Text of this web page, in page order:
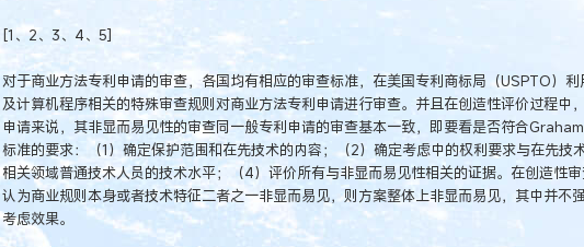
[1、2、3、4、5]
对于商业方法专利申请的审查，各国均有相应的审查标准，在美国专利商标局（USPTO）
及计算机程序相关的特殊审查规则对商业方法专利申请进行审查。并且在创造性评价过程中
申请来说，其非显而易见性的审查同一般专利申请的审查基本一致，即要看是否符合
标准的要求：（1）确定保护范围和在先技术的内容；（2）确定考虑中的权利要求与在先技
相关领域普通技术人员的技术水平；（4）评价所有与非显而易见性相关的证据。在创造性
认为商业规则本身或者技术特征二者之一非显而易见，则方案整体上非显而易见，其中并不
考虑效果。